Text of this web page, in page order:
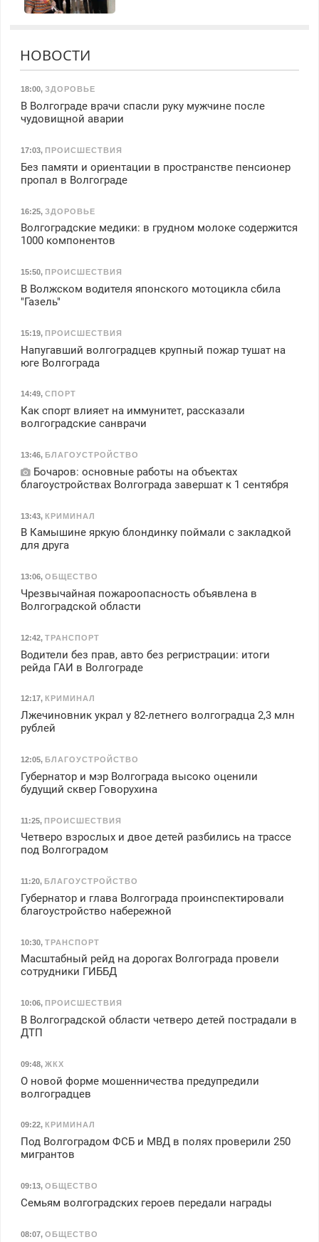
НОВОСТИ
18:00, ЗДОРОВЬЕ
В Волгограде врачи спасли руку мужчине после
чудовищной аварии
17:03, ПРОИСШЕСТВИЯ
Без памяти и ориентации в пространстве пенсионер
пропал в Волгограде
16:25, ЗДОРОВЬЕ
Волгоградские медики: в грудном молоке содержится
1000 компонентов
15:50, ПРОИСШЕСТВИЯ
В Волжском водителя японского мотоцикла сбила
"Газель"
15:19, ПРОИСШЕСТВИЯ
Напугавший волгоградцев крупный пожар тушат на
юге Волгограда
14:49, СПОРТ
Как спорт влияет на иммунитет, рассказали
волгоградские санврачи
13:46, БЛАГОУСТРОЙСТВО
Бочаров: основные работы на объектах
благоустройствах Волгограда завершат к 1 сентября
13:43, КРИМИНАЛ
В Камышине яркую блондинку поймали с закладкой
для друга
13:06, ОБЩЕСТВО
Чрезвычайная пожароопасность объявлена в
Волгоградской области
12:42, ТРАНСПОРТ
Водители без прав, авто без регристрации: итоги
рейда ГАИ в Волгограде
12:17, КРИМИНАЛ
Лжечиновник украл у 82-летнего волгоградца 2,3 млн
рублей
12:05, БЛАГОУСТРОЙСТВО
Губернатор и мэр Волгограда высоко оценили
будущий сквер Говорухина
11:25, ПРОИСШЕСТВИЯ
Четверо взрослых и двое детей разбились на трассе
под Волгоградом
11:20, БЛАГОУСТРОЙСТВО
Губернатор и глава Волгограда проинспектировали
благоустройство набережной
10:30, ТРАНСПОРТ
Масштабный рейд на дорогах Волгограда провели
сотрудники ГИББД
10:06, ПРОИСШЕСТВИЯ
В Волгоградской области четверо детей пострадали в
ДТП
09:48, ЖКХ
О новой форме мошенничества предупредили
волгоградцев
09:22, КРИМИНАЛ
Под Волгоградом ФСБ и МВД в полях проверили 250
мигрантов
09:13, ОБЩЕСТВО
Семьям волгоградских героев передали награды
08:07, ОБЩЕСТВО